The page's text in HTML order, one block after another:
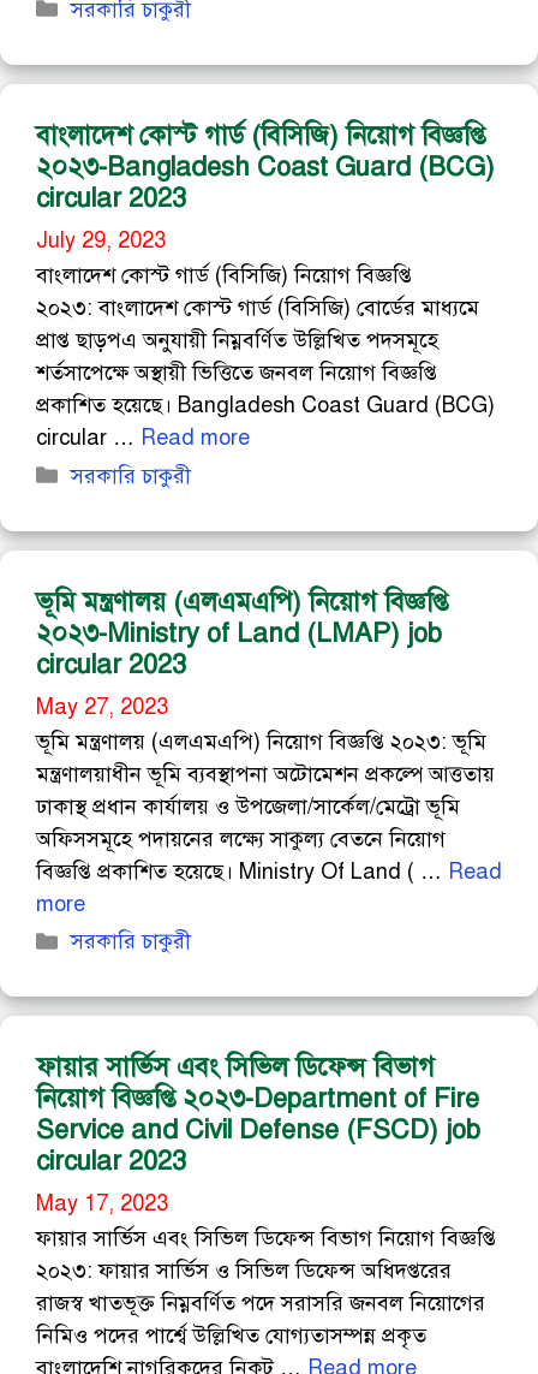
সরকারি চাকুরী
বাংলাদেশ কোস্ট গার্ড (বিসিজি) নিয়োগ বিজ্ঞপ্তি
২০২৩-Bangladesh Coast Guard (BCG)
circular 2023
July 29, 2023
বাংলাদেশ কোস্ট গার্ড (বিসিজি) নিয়োগ বিজ্ঞপ্তি
২০২৩: বাংলাদেশ কোস্ট গার্ড (বিসিজি) বোর্ডের মাধ্যমে
প্রাপ্ত ছাড়পএ অনুযায়ী নিম্নবর্ণিত উল্লিখিত পদসমূহে
শর্তসাপেক্ষে অস্থায়ী ভিত্তিতে জনবল নিয়োগ বিজ্ঞপ্তি
প্রকাশিত হয়েছে। Bangladesh Coast Guard (BCG)
circular … Read more
Categories
সরকারি চাকুরী
ভূমি মন্ত্রণালয় (এলএমএপি) নিয়োগ বিজ্ঞপ্তি
২০২৩-Ministry of Land (LMAP) job
circular 2023
May 27, 2023
ভূমি মন্ত্রণালয় (এলএমএপি) নিয়োগ বিজ্ঞপ্তি ২০২৩: ভূমি
মন্ত্রণালয়াধীন ভূমি ব্যবস্থাপনা অটোমেশন প্রকল্পে আত্ততায়
ঢাকাস্থ প্রধান কার্যালয় ও উপজেলা/সার্কেল/মেট্রো ভূমি
অফিসসমূহে পদায়নের লক্ষ্যে সাকুল্য বেতনে নিয়োগ
বিজ্ঞপ্তি প্রকাশিত হয়েছে। Ministry Of Land ( … Read
more
Categories
সরকারি চাকুরী
ফায়ার সার্ভিস এবং সিভিল ডিফেন্স বিভাগ
নিয়োগ বিজ্ঞপ্তি ২০২৩-Department of Fire
Service and Civil Defense (FSCD) job
circular 2023
May 17, 2023
ফায়ার সার্ভিস এবং সিভিল ডিফেন্স বিভাগ নিয়োগ বিজ্ঞপ্তি
২০২৩: ফায়ার সার্ভিস ও সিভিল ডিফেন্স অধিদপ্তরের
রাজস্ব খাতভূক্ত নিম্নবর্ণিত পদে সরাসরি জনবল নিয়োগের
নিমিও পদের পার্শ্বে উল্লিখিত যোগ্যতাসম্পন্ন প্রকৃত
বাংলাদেশি নাগরিকদের নিকট … Read more